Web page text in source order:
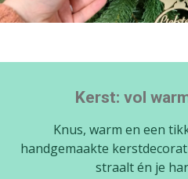
Kerst: vol
Knus, warm en een
handgemaakte
straalt én je